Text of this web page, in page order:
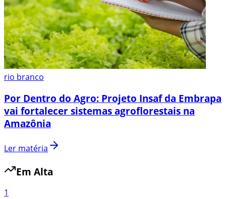
rio branco
Por Dentro do Agro: Projeto Insaf da Embrapa
vai fortalecer sistemas agroflorestais na
Amazônia
Ler matéria
Em Alta
1